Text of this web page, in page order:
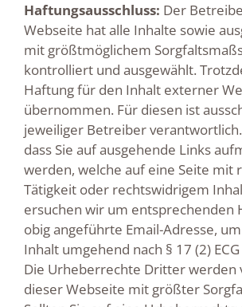
Haftungsausschluss: Der
Webseite hat alle Inhalte sowie
mit größtmöglichem
kontrolliert und ausgewählt.
Haftung für den Inhalt externer
übernommen. Für diesen ist
jeweiliger Betreiber verantwortlich.
dass Sie auf ausgehende Links
werden, welche auf eine Seite mit
Tätigkeit oder rechtswidrigem
ersuchen wir um entsprechenden
obig angeführte Email-Adresse,
Inhalt umgehend nach § 17 (2)
Die Urheberrechte Dritter werden
dieser Webseite mit größter